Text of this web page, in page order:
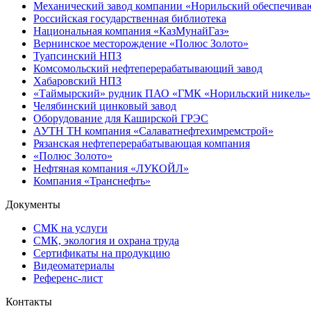
Механический завод компании «Норильский
Российская государственная библиотека
Национальная компания «КазМунайГаз»
Вернинское месторождение «Полюс Золото»
Туапсинский НПЗ
Комсомольский нефтеперерабатывающий завод
Хабаровский НПЗ
«Таймырский» рудник ПАО «ГМК «Норильский никель»
Челябинский цинковый завод
Оборудование для Каширской ГРЭС
АУТН ТН компания «Салаватнефтехимремстрой»
Рязанская нефтеперерабатывающая компания
«Полюс Золото»
Нефтяная компания «ЛУКОЙЛ»
Компания «Транснефть»
Документы
СМК на услуги
СМК, экология и охрана труда
Сертификаты на продукцию
Видеоматериалы
Референс-лист
Контакты